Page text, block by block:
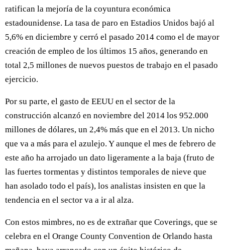
ratifican la mejoría de la coyuntura económica
estadounidense. La tasa de paro en Estadios Unidos bajó al
5,6% en diciembre y cerró el pasado 2014 como el de mayor
creación de empleo de los últimos 15 años, generando en
total 2,5 millones de nuevos puestos de trabajo en el pasado
ejercicio.
Por su parte, el gasto de EEUU en el sector de la
construcción alcanzó en noviembre del 2014 los 952.000
millones de dólares, un 2,4% más que en el 2013. Un nicho
que va a más para el azulejo. Y aunque el mes de febrero de
este año ha arrojado un dato ligeramente a la baja (fruto de
las fuertes tormentas y distintos temporales de nieve que
han asolado todo el país), los analistas insisten en que la
tendencia en el sector va a ir al alza.
Con estos mimbres, no es de extrañar que Coverings, que se
celebra en el Orange County Convention de Orlando hasta